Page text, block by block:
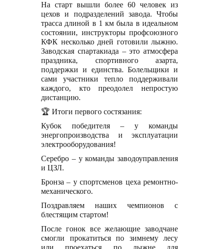
На старт вышли более 60 человек из
цехов и подразделений завода. Чтобы
трасса длиной в 1 км была в идеальном
состоянии, инструкторы профсоюзного
КФК несколько дней готовили лыжню.
Заводская спартакиада – это атмосфера
праздника, спортивного азарта,
поддержки и единства. Болельщики и
сами участники тепло поддерживали
каждого, кто преодолел непростую
дистанцию.
🏆 Итоги первого состязания:
Кубок победителя – у команды
энергопроизводства и эксплуатации
электрооборудования!
Серебро – у команды заводоуправления
и ЦЗЛ.
Бронза – у спортсменов цеха ремонтно-
механического.
Поздравляем наших чемпионов с
блестящим стартом!
После гонок все желающие заводчане
смогли прокатиться по зимнему лесу